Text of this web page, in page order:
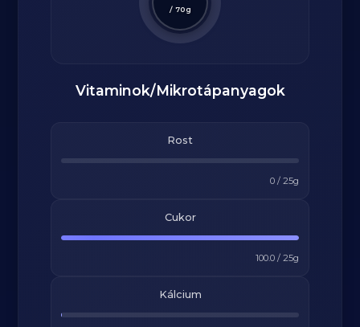
/ 70g
Vitaminok/Mikrotápanyagok
Rost
0/ 25g
Cukor
100.0/ 25g
Kálcium